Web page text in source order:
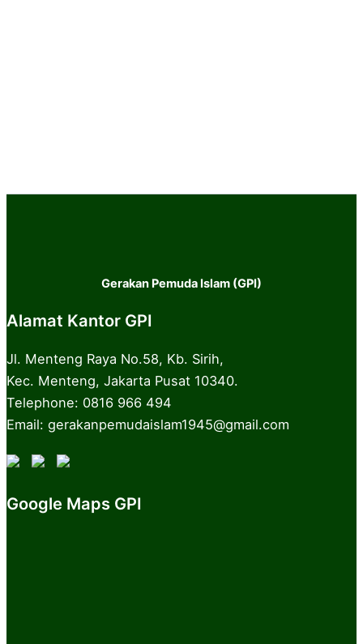
Gerakan Pemuda Islam (GPI)
Alamat Kantor GPI
Jl. Menteng Raya No.58, Kb. Sirih,
Kec. Menteng, Jakarta Pusat 10340.
Telephone: 0816 966 494
Email: gerakanpemudaislam1945@gmail.com
Google Maps GPI